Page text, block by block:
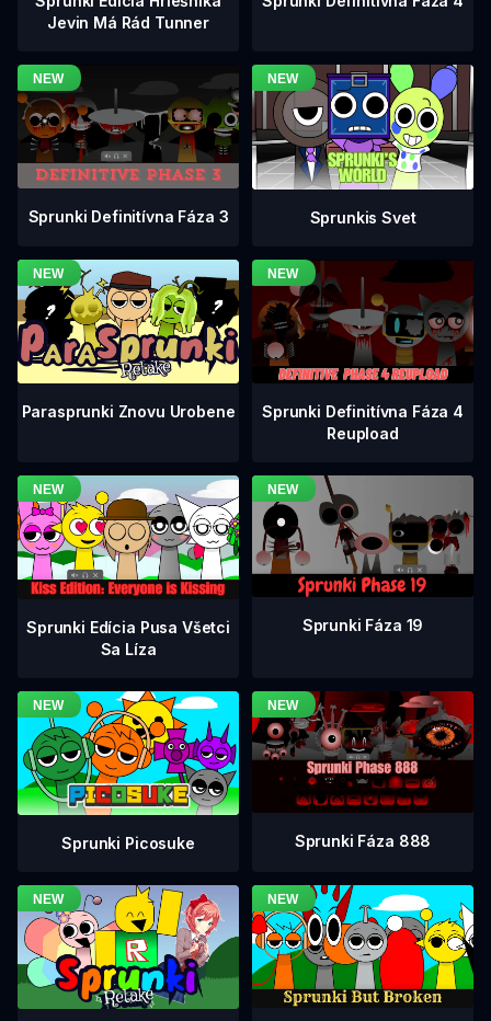
Jevin Má Rád Tunner
Sprunki Definitívna Fáza 3 Sprunkis Svet
Parasprunki Znovu Urobene
Sprunki Definitívna Fáza 4
Reupload
Sprunki Edícia Pusa Všetci
Sa Líza
Sprunki Fáza 19
Sprunki Picosuke Sprunki Fáza 888